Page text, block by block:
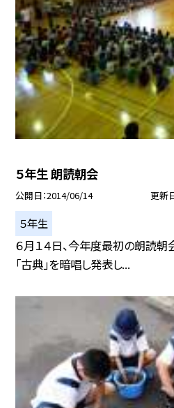
５年生 朗読朝会
公開日 2014/06/14 更新
５年生
６月１４日、今年度最初の朗読朝
「古典」を暗唱し発表し...